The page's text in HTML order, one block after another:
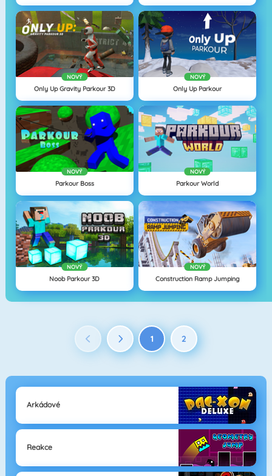
NOVÝ
Only Up Gravity Parkour 3D
NOVÝ
Only Up Parkour
NOVÝ
Parkour Boss
NOVÝ
Parkour World
NOVÝ
Noob Parkour 3D
NOVÝ
Construction Ramp Jumping
1 2
Arkádové
Reakce